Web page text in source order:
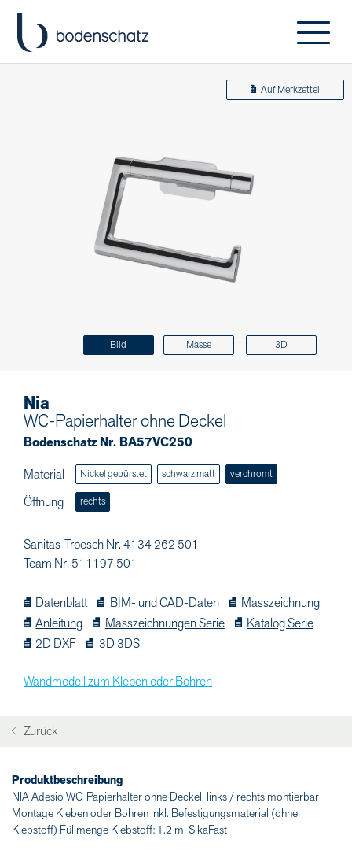
Bild Masse 3D
Auf Merkzettel
Nia
WC-Papierhalter ohne Deckel
Bodenschatz Nr. BA57VC250
Material
Nickel gebürstet schwarz matt verchromt
Öffnung rechts
Sanitas-Troesch Nr. 4134 262 501
Team Nr. 511197 501
Datenblatt BIM- und CAD-Daten
Masszeichnung
Anleitung
Masszeichnungen Serie
Katalog Serie
2D DXF
3D 3DS
Wandmodell zum Kleben oder Bohren
Zurück
Produktbeschreibung
NIA Adesio WC-Papierhalter ohne Deckel, links / rechts montierbar
Montage Kleben oder Bohren inkl. Befestigungsmaterial (ohne
Klebstoff) Füllmenge Klebstoff: 1.2 ml SikaFast